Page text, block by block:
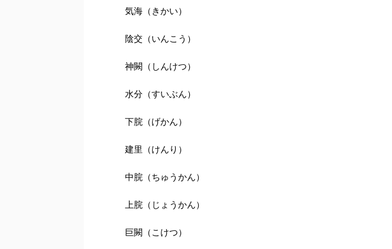
気海（きかい）
陰交（いんこう）
神闕（しんけつ）
水分（すいぶん）
下脘（げかん）
建里（けんり）
中脘（ちゅうかん）
上脘（じょうかん）
巨闕（こけつ）